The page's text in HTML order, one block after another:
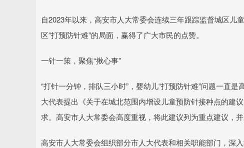
自2023年以来，高安市人大常委会连续三年跟踪监督城区
区“打预防针难”的局面，赢得了广大市民的点赞。
一针一策，聚焦“揪心事”
“打针一分钟，排队三小时”，婴幼儿“打预防针难”问题一直
大代表提出《关于在城北范围内增设儿童预防针接种点的建
求。高安市人大常委会高度重视，将此建议列为重点建议，并
高安市人大常委会组织部分市人大代表和相关职能部门，深